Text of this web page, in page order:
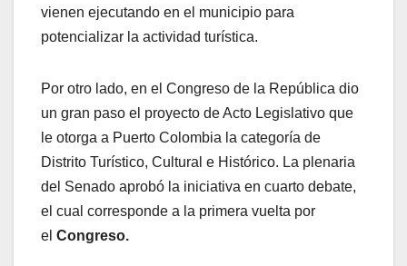
vienen ejecutando en el municipio para
potencializar la actividad turística.
Por otro lado, en el Congreso de la República dio
un gran paso el proyecto de Acto Legislativo que
le otorga a Puerto Colombia la categoría de
Distrito Turístico, Cultural e Histórico. La plenaria
del Senado aprobó la iniciativa en cuarto debate,
el cual corresponde a la primera vuelta por
el Congreso.